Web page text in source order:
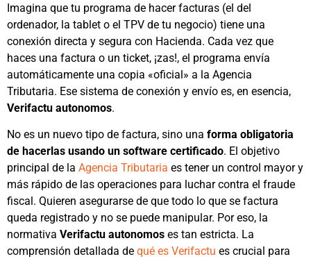
Imagina que tu programa de hacer facturas (el del
ordenador, la tablet o el TPV de tu negocio) tiene una
conexión directa y segura con Hacienda. Cada vez que
haces una factura o un ticket, ¡zas!, el programa envía
automáticamente una copia «oficial» a la Agencia
Tributaria. Ese sistema de conexión y envío es, en esencia,
Verifactu autonomos.
No es un nuevo tipo de factura, sino una forma obligatoria
de hacerlas usando un software certificado. El objetivo
principal de la Agencia Tributaria es tener un control mayor y
más rápido de las operaciones para luchar contra el fraude
fiscal. Quieren asegurarse de que todo lo que se factura
queda registrado y no se puede manipular. Por eso, la
normativa Verifactu autonomos es tan estricta. La
comprensión detallada de qué es Verifactu es crucial para